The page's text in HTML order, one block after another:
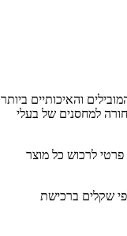
והאיכותיים ביותר
למחסנים של בעלי
לרכוש כל מוצר
שקלים ברכישת